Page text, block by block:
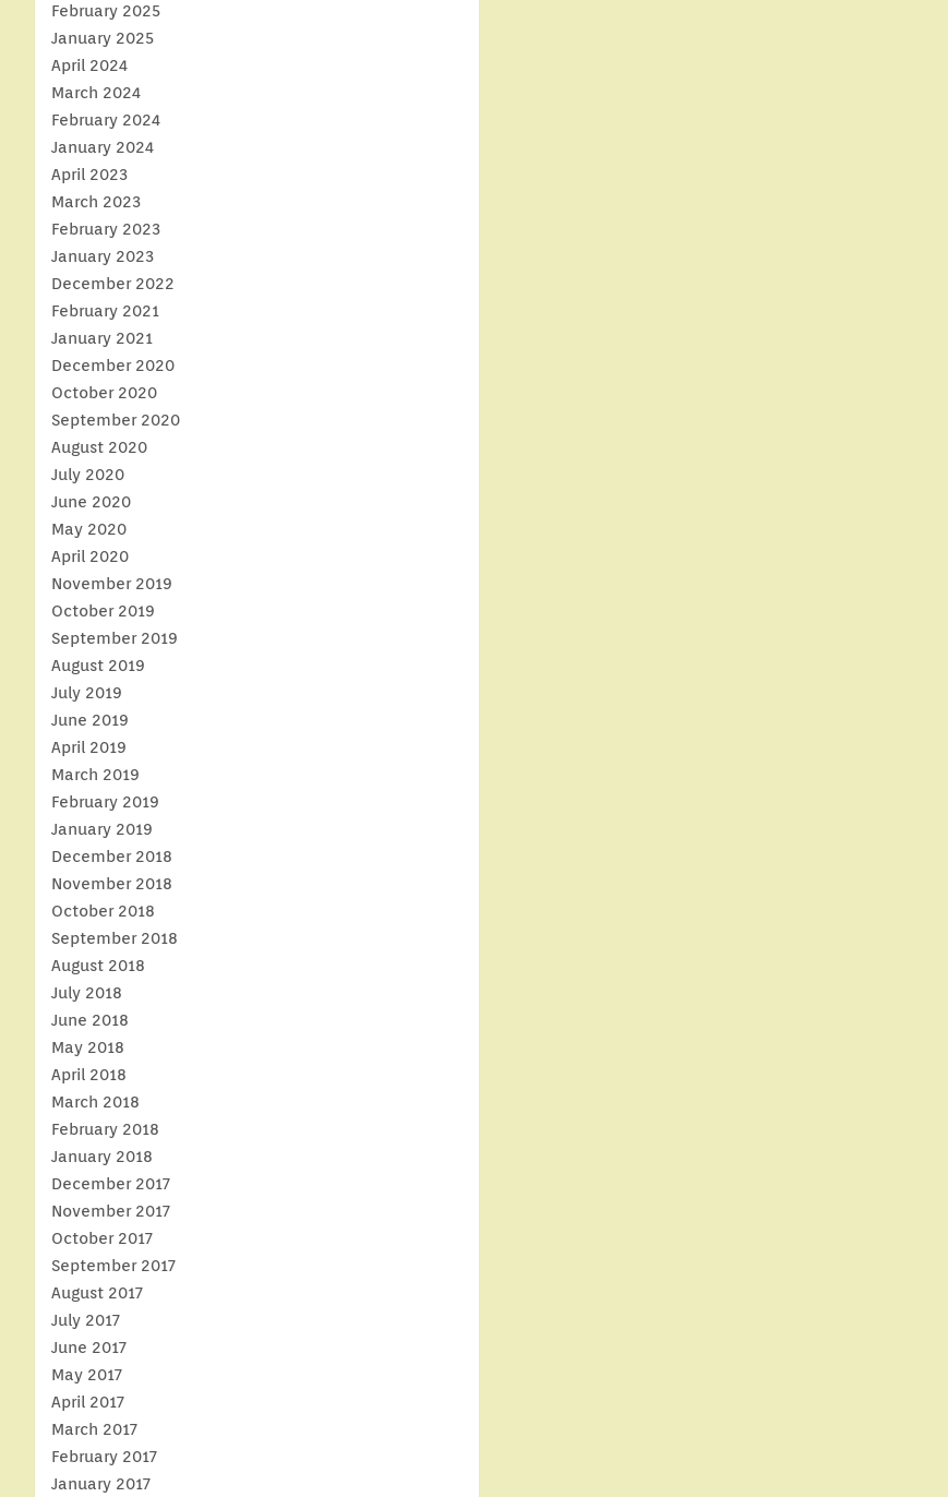
February 2025
January 2025
April 2024
March 2024
February 2024
January 2024
April 2023
March 2023
February 2023
January 2023
December 2022
February 2021
January 2021
December 2020
October 2020
September 2020
August 2020
July 2020
June 2020
May 2020
April 2020
November 2019
October 2019
September 2019
August 2019
July 2019
June 2019
April 2019
March 2019
February 2019
January 2019
December 2018
November 2018
October 2018
September 2018
August 2018
July 2018
June 2018
May 2018
April 2018
March 2018
February 2018
January 2018
December 2017
November 2017
October 2017
September 2017
August 2017
July 2017
June 2017
May 2017
April 2017
March 2017
February 2017
January 2017